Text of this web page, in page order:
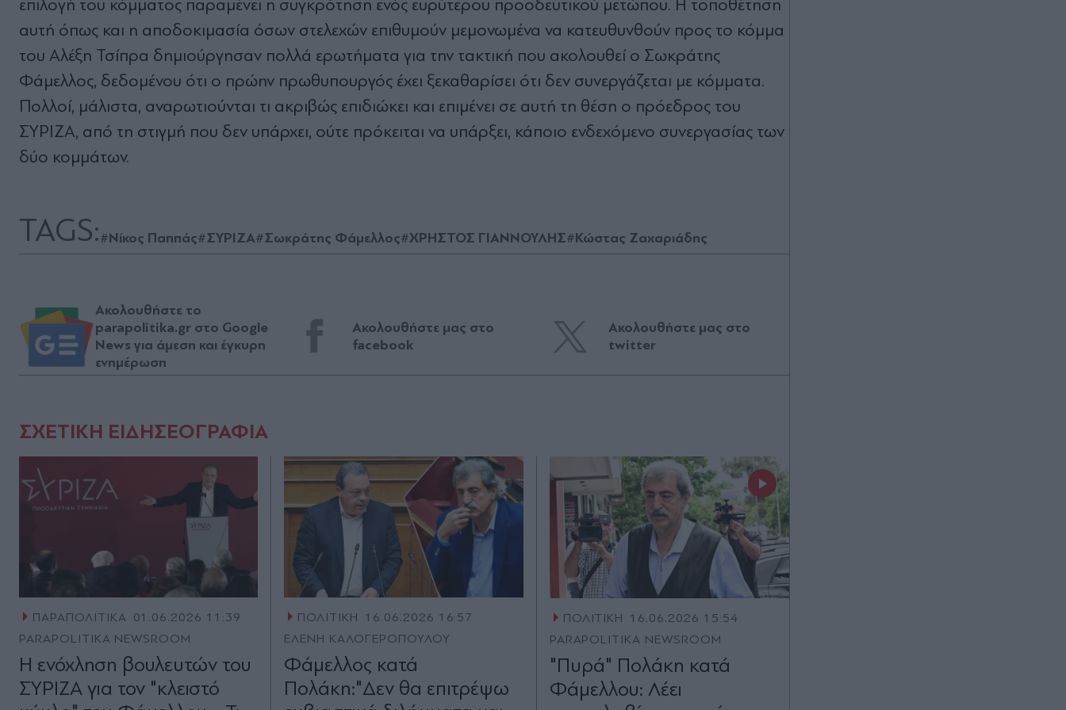
επιλογή του κόμματος παραμένει η συγκρότηση ενός ευρύτερου προοδευτικού μετώπου. Η τοποθέτηση
αυτή όπως και η αποδοκιμασία όσων στελεχών επιθυμούν μεμονωμένα να κατευθυνθούν προς το κόμμα
του Αλέξη Τσίπρα δημιούργησαν πολλά ερωτήματα για την τακτική που ακολουθεί ο Σωκράτης
Φάμελλος, δεδομένου ότι ο πρώην πρωθυπουργός έχει ξεκαθαρίσει ότι δεν συνεργάζεται με κόμματα.
Πολλοί, μάλιστα, αναρωτιούνται τι ακριβώς επιδιώκει και επιμένει σε αυτή τη θέση ο πρόεδρος του
ΣΥΡΙΖΑ, από τη στιγμή που δεν υπάρχει, ούτε πρόκειται να υπάρξει, κάποιο ενδεχόμενο συνεργασίας των
δύο κομμάτων.
TAGS:#Νίκος Παππάς#ΣΥΡΙΖΑ#Σωκράτης Φάμελλος#ΧΡΗΣΤΟΣ ΓΙΑΝΝΟΥΛΗΣ#Κώστας Ζαχαριάδης
Ακολουθήστε το
parapolitika.gr στο Google
News για άμεση και έγκυρη
ενημέρωση
Ακολουθήστε μας στο
facebook
Ακολουθήστε μας στο
twitter
ΣΧΕΤΙΚΗ ΕΙΔΗΣΕΟΓΡΑΦΙΑ
ΠΑΡΑΠΟΛΙΤΙΚΑ 01.06.2026 11:39
PARAPOLITIKA NEWSROOM
Η ενόχληση βουλευτών του
ΣΥΡΙΖΑ για τον "κλειστό
ΠΟΛΙΤΙΚΗ
16.06.2026 16:57
ΕΛΕΝΗ ΚΑΛΟΓΕΡΟΠΟΥΛΟΥ
Φάμελλος κατά
Πολάκη:"Δεν θα επιτρέψω
ΠΟΛΙΤΙΚΗ
16.06.2026 15:54
PARAPOLITIKA NEWSROOM
"Πυρά" Πολάκη κατά
Φάμελλου: Λέει